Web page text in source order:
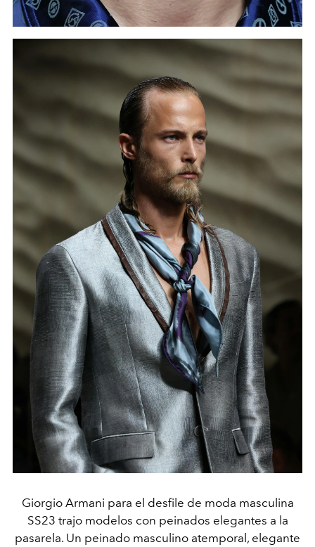
Giorgio Armani para el desfile de moda masculina
SS23 trajo modelos con peinados elegantes a la
pasarela. Un peinado masculino atemporal, elegante